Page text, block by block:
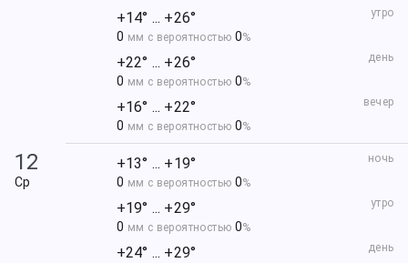
утро
+14° ... +26°
0 мм с вероятностью 0%
день
+22° ... +26°
0 мм с вероятностью 0%
вечер
+16° ... +22°
0 мм с вероятностью 0%
12
Ср
ночь
+13° ... +19°
0 мм с вероятностью 0%
утро
+19° ... +29°
0 мм с вероятностью 0%
день
+24° ... +29°